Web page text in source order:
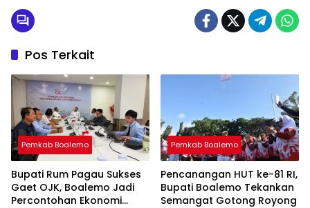
Pos Terkait
Pemkab Boalemo
Bupati Rum Pagau Sukses
Gaet OJK, Boalemo Jadi
Percontohan Ekonomi
Pemkab Boalemo
Pencanangan HUT ke-81 RI,
Bupati Boalemo Tekankan
Semangat Gotong Royong